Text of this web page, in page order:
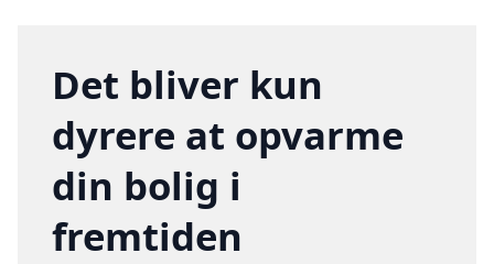
Det bliver kun
dyrere at opvarme
din bolig i
fremtiden